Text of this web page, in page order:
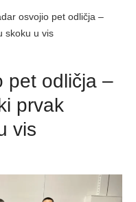
osvojio pet odličja –
skoku u vis
pet odličja –
prvak
vis